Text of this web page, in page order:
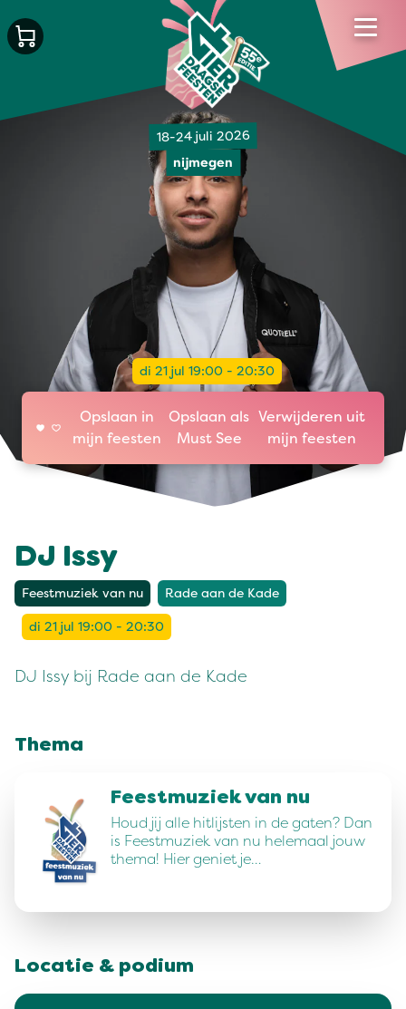
18-24 juli 2026
nijmegen
di 21 jul 19:00 - 20:30
Opslaan in
mijn feesten
Opslaan als
Must See
Verwijderen uit
mijn feesten
DJ Issy
Feestmuziek van nu Rade aan de Kade
di 21 jul 19:00 - 20:30
DJ Issy bij Rade aan de Kade
Thema
Feestmuziek van nu
Houd jij alle hitlijsten in de gaten? Dan
is Feestmuziek van nu helemaal jouw
thema! Hier geniet je…
Locatie & podium